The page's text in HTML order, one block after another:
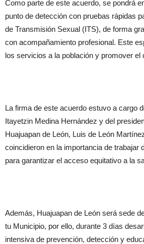
Como parte de este acuerdo, se pondrá
punto de detección con pruebas rápidas
de Transmisión Sexual (ITS), de forma
con acompañamiento profesional. Este
los servicios a la población y promover el
La firma de este acuerdo estuvo a cargo
Itayetzin Medina Hernández y del
Huajuapan de León, Luis de León
coincidieron en la importancia de trabajar
para garantizar el acceso equitativo a la
Además, Huajuapan de León será sede
tu Municipio, por ello, durante 3 días
intensiva de prevención, detección y